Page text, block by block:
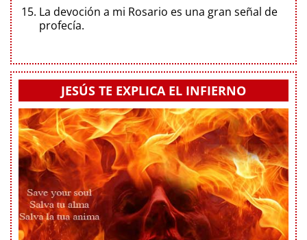
La devoción a mi Rosario es una gran señal de
profecía.
JESÚS TE EXPLICA EL INFIERNO